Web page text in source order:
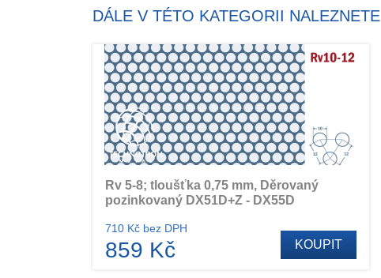
DÁLE V TÉTO KATEGORII NALEZNETE
Rv 5-8; tloušťka 0,75 mm, Děrovaný
pozinkovaný DX51D+Z - DX55D
710 Kč bez DPH
859 Kč KOUPIT